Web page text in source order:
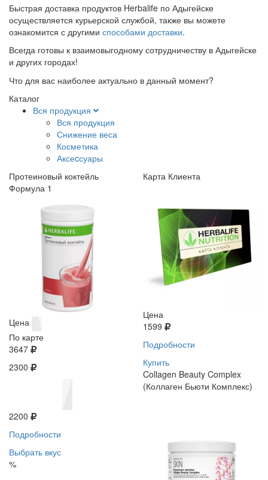
Быстрая доставка продуктов Herbalife по Адыгейске
осуществляется курьерской службой, также вы можете
ознакомится с другими способами доставки.
Всегда готовы к взаимовыгодному сотрудничеству в Адыгейске
и других городах!
Что для вас наиболее актуально в данный момент?
Каталог
Вся продукция
Вся продукция
Снижение веса
Косметика
Аксеcсуары
Протеиновый коктейль
Формула 1
Цена
По карте
3647
2300
2200
Подробности
Выбрать вкус
%
Карта Клиента
Цена
1599
Подробности
Купить
Collagen Beauty Complex
(Коллаген Бьюти Комплекс)